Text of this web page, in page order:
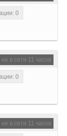
0
не в сети 11 часов
0
не в сети 11 часов